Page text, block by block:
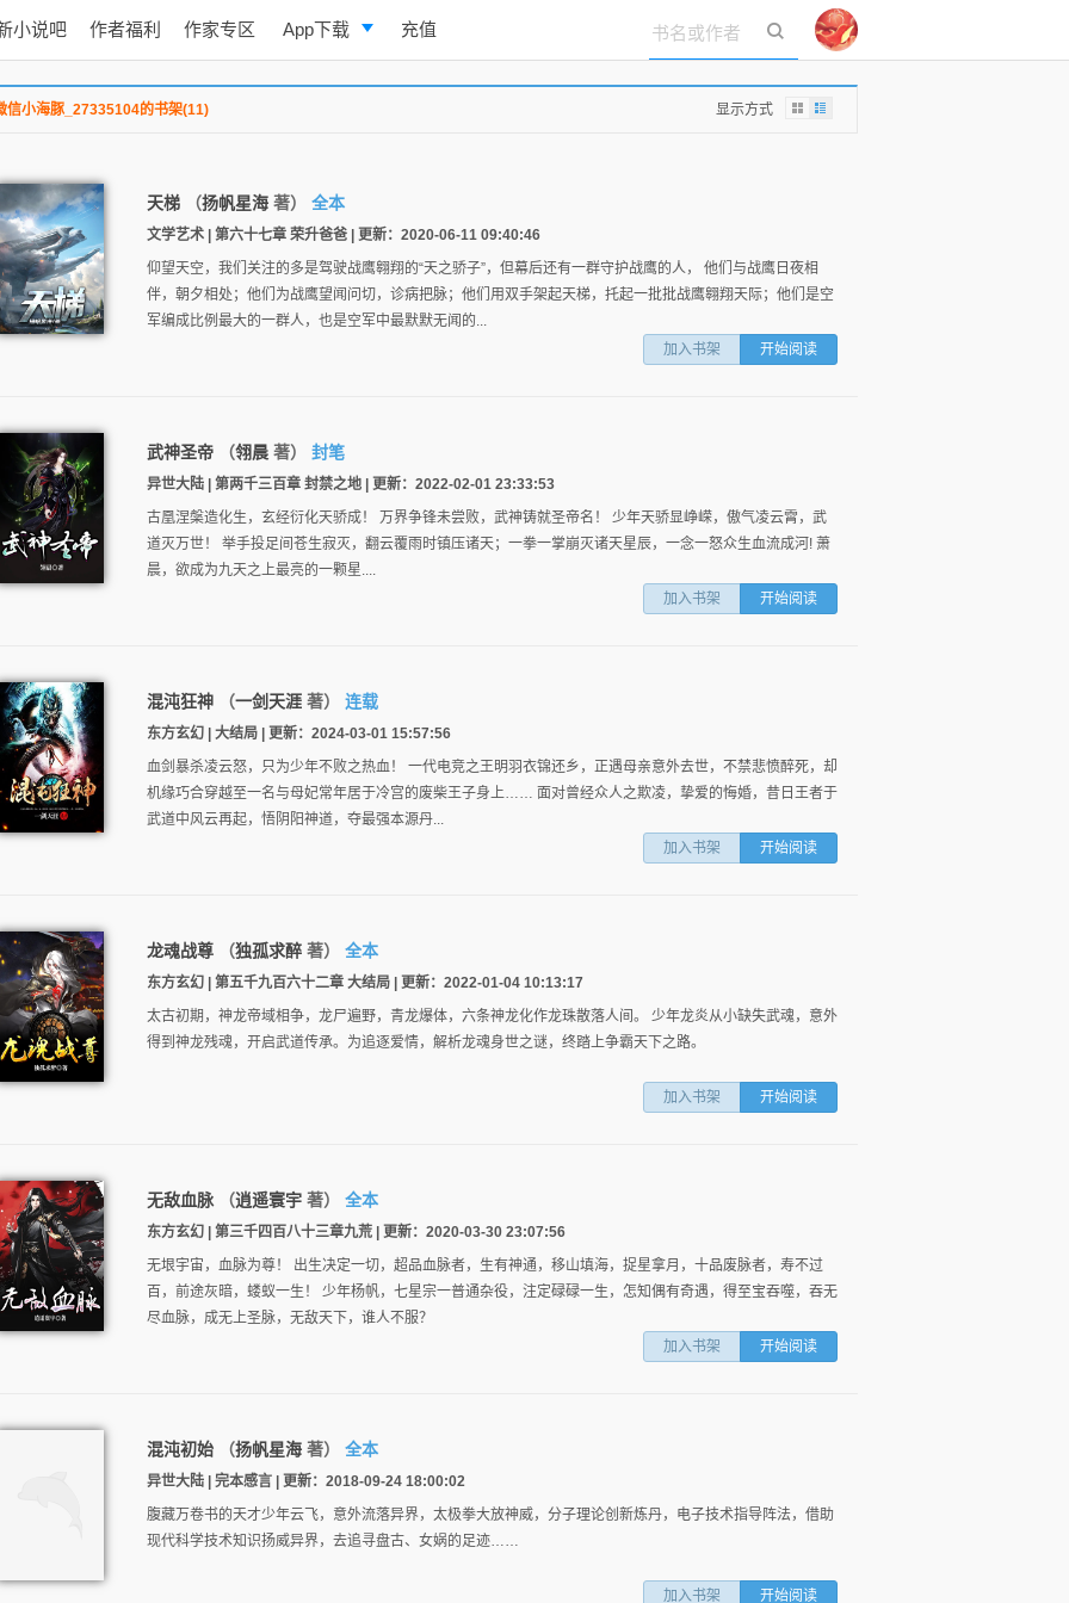
小说吧 作者福利 作家专区 App下载
逐浪小说
充值
立即登录
信小海豚_27335104的书架(11) 显示方式
天梯 （扬帆星海 著） 全本
文学艺术 | 第六十七章 荣升爸爸 | 更新：2020-06-11 09:40:46
仰望天空，我们关注的多是驾驶战鹰翱翔的“天之骄子”，但幕后还有一群守护战鹰的人， 他们与战鹰日夜相
伴，朝夕相处；他们为战鹰望闻问切，诊病把脉；他们用双手架起天梯，托起一批批战鹰翱翔天际；他们是空
军编成比例最大的一群人，也是空军中最默默无闻的...
加入书架
开始阅读
武神圣帝 （翎晨 著） 封笔
异世大陆 | 第两千三百章 封禁之地 | 更新：2022-02-01 23:33:53
古凰涅槃造化生，玄经衍化天骄成！ 万界争锋未尝败，武神铸就圣帝名！ 少年天骄显峥嵘，傲气凌云霄，武
道灭万世！ 举手投足间苍生寂灭，翻云覆雨时镇压诸天；一拳一掌崩灭诸天星辰，一念一怒众生血流成河! 萧
晨，欲成为九天之上最亮的一颗星....
加入书架
开始阅读
混沌狂神 （一剑天涯 著） 连载
东方玄幻 | 大结局 | 更新：2024-03-01 15:57:56
血剑暴杀凌云怒，只为少年不败之热血！ 一代电竞之王明羽衣锦还乡，正遇母亲意外去世，不禁悲愤醉死，却
机缘巧合穿越至一名与母妃常年居于冷宫的废柴王子身上…… 面对曾经众人之欺凌，挚爱的悔婚，昔日王者于
武道中风云再起，悟阴阳神道，夺最强本源丹...
加入书架
开始阅读
龙魂战尊 （独孤求醉 著） 全本
东方玄幻 | 第五千九百六十二章 大结局 | 更新：2022-01-04 10:13:17
太古初期，神龙帝域相争，龙尸遍野，青龙爆体，六条神龙化作龙珠散落人间。 少年龙炎从小缺失武魂，意外
得到神龙残魂，开启武道传承。为追逐爱情，解析龙魂身世之谜，终踏上争霸天下之路。
加入书架 开始阅读
无敌血脉 （逍遥寰宇 著） 全本
东方玄幻 | 第三千四百八十三章九荒 | 更新：2020-03-30 23:07:56
无垠宇宙，血脉为尊！ 出生决定一切，超品血脉者，生有神通，移山填海，捉星拿月，十品废脉者，寿不过
百，前途灰暗，蝼蚁一生！ 少年杨帆，七星宗一普通杂役，注定碌碌一生，怎知偶有奇遇，得至宝吞噬，吞无
尽血脉，成无上圣脉，无敌天下，谁人不服？
加入书架
开始阅读
混沌初始 （扬帆星海 著） 全本
异世大陆 | 完本感言 | 更新：2018-09-24 18:00:02
腹藏万卷书的天才少年云飞，意外流落异界，太极拳大放神威，分子理论创新炼丹，电子技术指导阵法，借助
现代科学技术知识扬威异界，去追寻盘古、女娲的足迹……
加入书架 开始阅读